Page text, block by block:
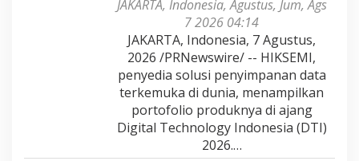
JAKARTA, Indonesia, Agustus, Jum, Ags
7 2026 04:14
JAKARTA, Indonesia, 7 Agustus,
2026 /PRNewswire/ -- HIKSEMI,
penyedia solusi penyimpanan data
terkemuka di dunia, menampilkan
portofolio produknya di ajang
Digital Technology Indonesia (DTI)
2026.…